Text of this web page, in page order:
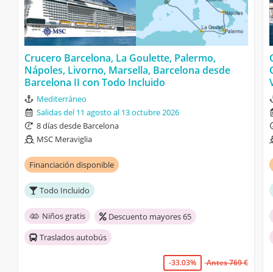
Crucero Barcelona, La Goulette, Palermo,
Nápoles, Livorno, Marsella, Barcelona desde
Barcelona II con Todo Incluido
Mediterráneo
Salidas del 11 agosto al 13 octubre 2026
8 días desde Barcelona
MSC Meraviglia
Financiación disponible
Todo Incluido
Niños gratis
Descuento mayores 65
Traslados autobús
-33.03%
Antes 769 €